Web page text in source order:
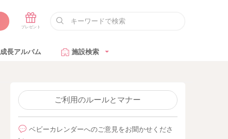
成長アルバム 施設検索
ご利用のルールとマナー
ベビーカレンダーへのご意見をお聞かせくださ